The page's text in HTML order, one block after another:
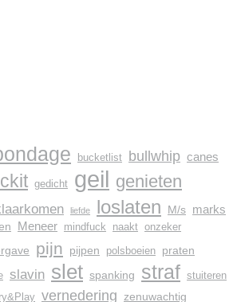
bucketlist bullwhip canes
gedicht geil genieten
liefde loslaten M/s marks
Meneer mindfuck naakt onzeker
pijn pijpen polsboeien praten
slavin slet spanking straf stuiteren
vernedering zenuwachtig